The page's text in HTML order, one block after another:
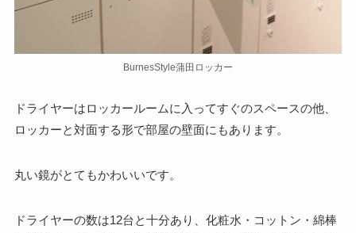
BurnesStyle蒲田ロッカー
ドライヤーはロッカールームに入ってすぐのスペースの他、
ロッカーと対面する形で部屋の壁面にもあります。
丸い鏡がとてもかわいいです。
ドライヤーの数は12台と十分あり、化粧水・コットン・綿棒